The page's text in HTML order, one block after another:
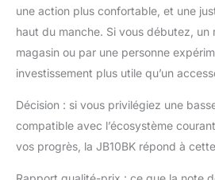
une action plus confortable, et une
haut du manche. Si vous débutez, un
magasin ou par une personne
investissement plus utile qu’un
Décision : si vous privilégiez une
compatible avec l’écosystème
vos progrès, la JB10BK répond à